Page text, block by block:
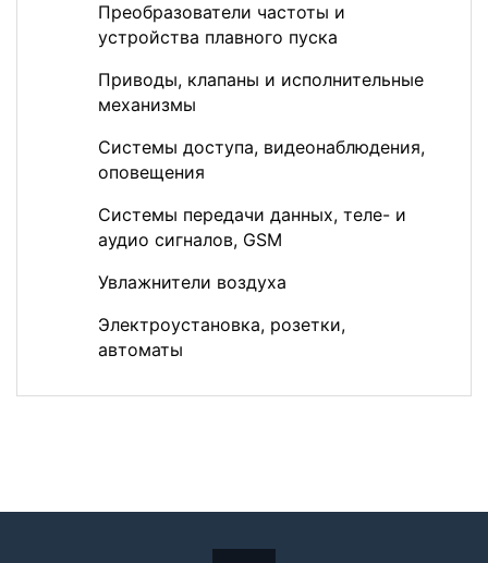
Преобразователи частоты и
устройства плавного пуска
Приводы, клапаны и исполнительные
механизмы
Системы доступа, видеонаблюдения,
оповещения
Системы передачи данных, теле- и
аудио сигналов, GSM
Увлажнители воздуха
Электроустановка, розетки,
автоматы